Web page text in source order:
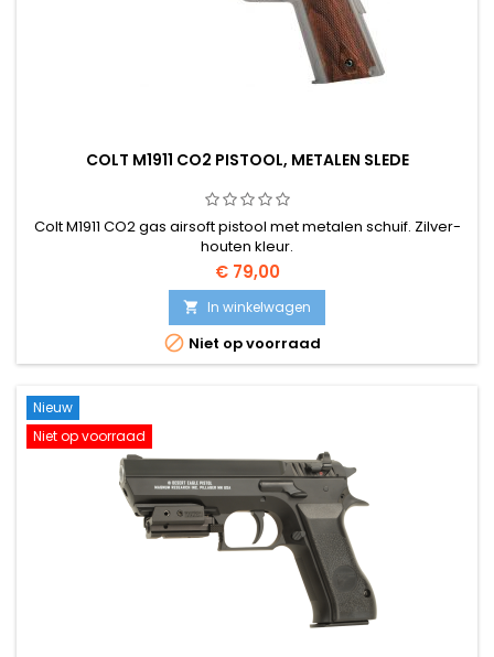
COLT M1911 CO2 PISTOOL, METALEN SLEDE
Colt M1911 CO2 gas airsoft pistool met metalen schuif. Zilver-
houten kleur.
€ 79,00
 In winkelwagen
 Niet op voorraad
Nieuw
Niet op voorraad